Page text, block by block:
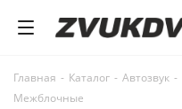
Главная - Каталог - Автозвук -
Межблочные